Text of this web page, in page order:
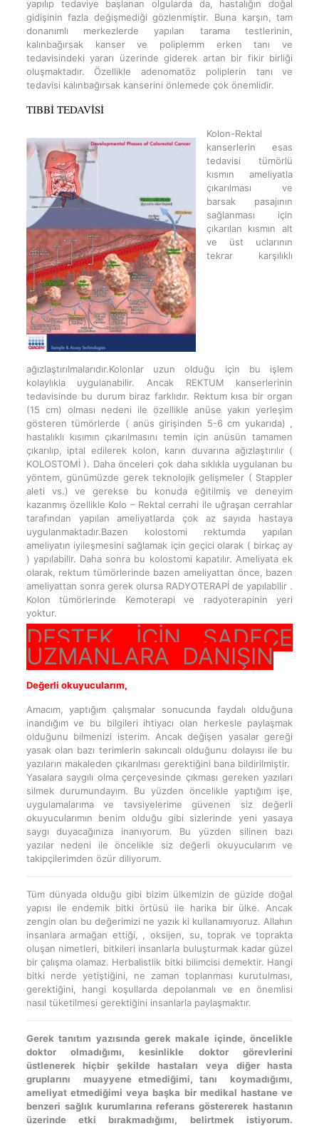
yapılıp tedaviye başlanan olgularda da, hastalığın doğal
gidişinin fazla değişmediği gözlenmiştir. Buna karşın, tam
donanımlı merkezlerde yapılan tarama testlerinin,
kalınbağırsak kanser ve poliplemm erken tanı ve
tedavisindeki yararı üzerinde giderek artan bir fikir birliği
oluşmaktadır. Özellikle adenomatöz poliplerin tanı ve
tedavisi kalınbağırsak kanserini önlemede çok önemlidir.
TIBBİ TEDAVİSİ
Kolon-Rektal
kanserlerin esas
tedavisi tümörlü
kısmın ameliyatla
çıkarılması ve
barsak pasajının
sağlanması için
çıkarılan kısmın alt
ve üst uclarının
tekrar karşılıklı
ağızlaştırılmalarıdır.Kolonlar uzun olduğu için bu işlem
kolaylıkla uygulanabilir. Ancak REKTUM kanserlerinin
tedavisinde bu durum biraz farklıdır. Rektum kısa bir organ
(15 cm) olması nedeni ile özellikle anüse yakın yerleşim
gösteren tümörlerde ( anüs girişinden 5-6 cm yukarıda) ,
hastalıklı kısımın çıkarılmasını temin için anüsün tamamen
çıkarılıp, iptal edilerek kolon, karın duvarına ağızlaştırılır (
KOLOSTOMİ ). Daha önceleri çok daha sıklıkla uygulanan bu
yöntem, günümüzde gerek teknolojik gelişmeler ( Stappler
aleti vs.) ve gerekse bu konuda eğitilmiş ve deneyim
kazanmış özellikle Kolo – Rektal cerrahi ile uğraşan cerrahlar
tarafından yapılan ameliyatlarda çok az sayıda hastaya
uygulanmaktadır.Bazen kolostomi rektumda yapılan
ameliyatın iyileşmesini sağlamak için geçici olarak ( birkaç ay
) yapılabilir. Daha sonra bu kolostomi kapatılır. Ameliyata ek
olarak, rektum tümörlerinde bazen ameliyattan önce, bazen
ameliyattan sonra gerek olursa RADYOTERAPİ de yapılabilir .
Kolon tümörlerinde Kemoterapi ve radyoterapinin yeri
yoktur.
DESTEK İÇİN SADECE
UZMANLARA DANIŞIN
Değerli okuyucularım,
Amacım, yaptığım çalışmalar sonucunda faydalı olduğuna
inandığım ve bu bilgileri ihtiyacı olan herkesle paylaşmak
olduğunu bilmenizi isterim. Ancak değişen yasalar gereği
yasak olan bazı terimlerin sakıncalı olduğunu dolayısı ile bu
yazıların makaleden çıkarılması gerektiğini bana bildirilmiştir.
Yasalara saygılı olma çerçevesinde çıkması gereken yazıları
silmek durumundayım. Bu yüzden öncelikle yaptığım işe,
uygulamalarıma ve tavsiyelerime güvenen siz değerli
okuyucularımın benim olduğu gibi sizlerinde yeni yasaya
saygı duyacağınıza inanıyorum. Bu yüzden silinen bazı
yazılar nedeni ile öncelikle siz değerli okuyucularım ve
takipçilerimden özür diliyorum.
Tüm dünyada olduğu gibi bizim ülkemizin de güzide doğal
yapısı ile endemik bitki örtüsü ile harika bir ülke. Ancak
zengin olan bu değerimizi ne yazık ki kullanamıyoruz. Allahın
insanlara armağan ettiği, , oksijen, su, toprak ve toprakta
oluşan nimetleri, bitkileri insanlarla buluşturmak kadar güzel
bir çalışma olamaz. Herbalistlik bitki bilimcisi demektir. Hangi
bitki nerde yetiştiğini, ne zaman toplanması kurutulması,
gerektiğini, hangi koşullarda depolanmalı ve en önemlisi
nasıl tüketilmesi gerektiğini insanlarla paylaşmaktır.
Gerek tanıtım yazısında gerek makale içinde, öncelikle
doktor olmadığımı, kesinlikle doktor görevlerini
üstlenerek hiçbir şekilde hastaları veya diğer hasta
gruplarını muayyene etmediğimi, tanı koymadığımı,
ameliyat etmediğimi veya başka bir medikal hastane ve
benzeri sağlık kurumlarına referans göstererek hastanın
üzerinde etki bırakmadığımı, belirtmek istiyorum.